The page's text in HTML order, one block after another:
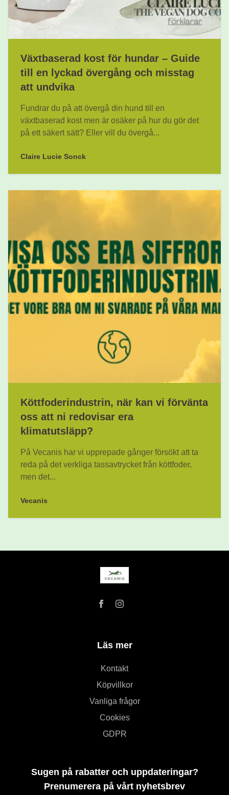
Växtbaserad kost för hundar – Guide
till en lyckad övergång och misstag
att undvika
Fundrar du på att övergå din hund till en
växtbaserad kost men är osäker på hur du gör det
på ett säkert sätt? Eller vill du övergå...
Claire Lucie Sonck
Köttfoderindustrin, när kan vi förvänta
oss att ni redovisar era
klimatutsläpp?
På Vecanis har vi upprepade gånger försökt att ta
reda på det verkliga tassavtrycket från köttfoder,
men det...
Vecanis
Läs mer
Kontakt
Köpvillkor
Vanliga frågor
Cookies
GDPR
Sugen på rabatter och uppdateringar?
Prenumerera på vårt nyhetsbrev